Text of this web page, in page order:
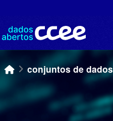
conjuntos de dados